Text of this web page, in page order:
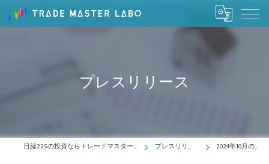
プレスリリース
日経225の投資ならトレードマスターラボ プレスリリース 2024年10月の記事